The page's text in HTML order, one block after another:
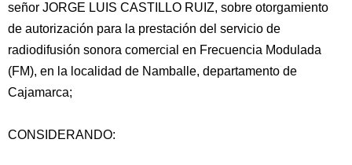
señor JORGE LUIS CASTILLO RUIZ, sobre otorgamiento
de autorización para la prestación del servicio de
radiodifusión sonora comercial en Frecuencia Modulada
(FM), en la localidad de Namballe, departamento de
Cajamarca;
CONSIDERANDO: